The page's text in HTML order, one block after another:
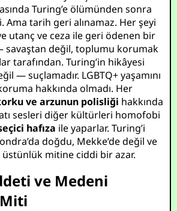
Turing’e ölümünden sonra
Ama tarih geri alınamaz. Her şeyi
utanç ve ceza ile geri ödenen bir
savaştan değil, toplumu korumak
tarafından. Turing’in hikâyesi
— suçlamadır. LGBTQ+ yaşamını
hakkında olmadı. Her
ve arzunun polisliği hakkında
sesleri diğer kültürleri homofobi
hafıza ile yaparlar. Turing’i
doğdu, Mekke’de değil ve
üstünlük mitine ciddi bir azar.
ve Medeni